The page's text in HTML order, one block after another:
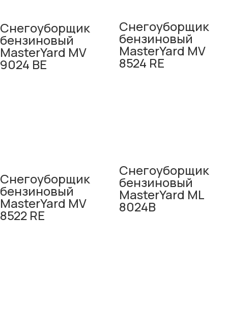
Снегоуборщик
бензиновый
MasterYard MV
9024 BE
Снегоуборщик
бензиновый
MasterYard MV
8524 RE
Снегоуборщик
бензиновый
MasterYard MV
8522 RE
Снегоуборщик
бензиновый
MasterYard ML
8024B